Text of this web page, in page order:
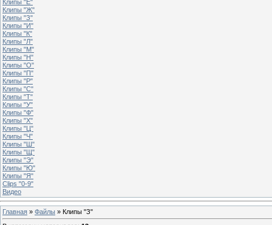
Клипы "Е"
Клипы "Ж"
Клипы "З"
Клипы "И"
Клипы "К"
Клипы "Л"
Клипы "М"
Клипы "Н"
Клипы "О"
Клипы "П"
Клипы "Р"
Клипы "С"
Клипы "Т"
Клипы "У"
Клипы "Ф"
Клипы "Х"
Клипы "Ц"
Клипы "Ч"
Клипы "Ш"
Клипы "Щ"
Клипы "Э"
Клипы "Ю"
Клипы "Я"
Clips "0-9"
Видео
Главная » Файлы » Клипы "З"